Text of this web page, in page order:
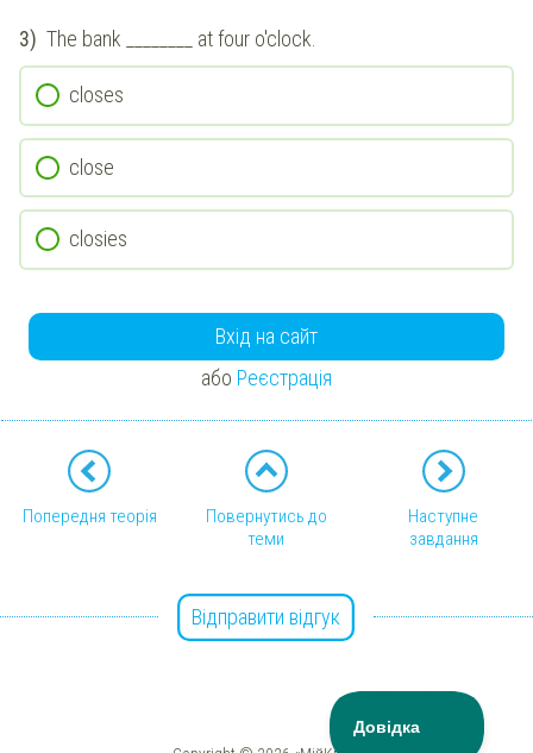
3) The bank ________ at four o'clock.
closes
close
closies
Вхід на сайт
або Реєстрація
Попередня теорія
Повернутись до
теми
Наступне
завдання
Відправити відгук